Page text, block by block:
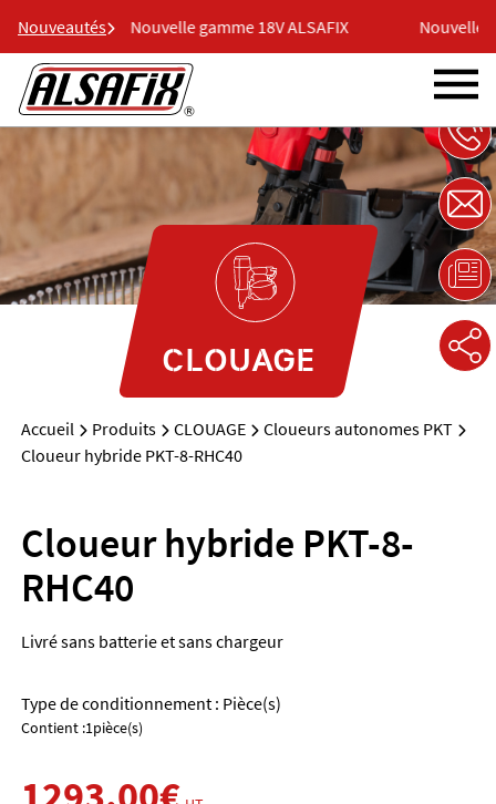
Nouveautés Nouvelle gamme 18V ALSAFIX Nouvelle
CLOUAGE
Accueil Produits CLOUAGE
Cloueurs autonomes PKT
Cloueur hybride PKT-8-RHC40
Cloueur hybride PKT-8-
RHC40
Livré sans batterie et sans chargeur
Type de conditionnement : Pièce(s)
Contient :1pièce(s)